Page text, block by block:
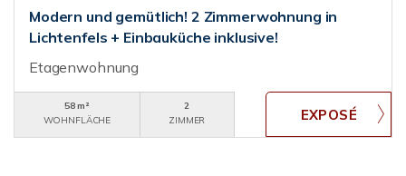
Modern und gemütlich! 2 Zimmerwohnung in
Lichtenfels + Einbauküche inklusive!
Etagenwohnung
58 m²
WOHNFLÄCHE
2
ZIMMER